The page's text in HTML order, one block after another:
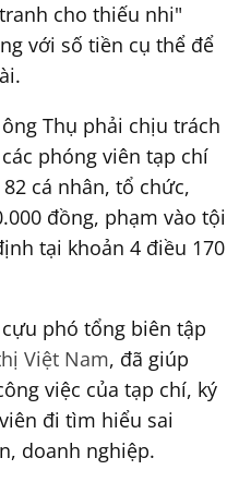
cho thiếu nhi"
với số tiền cụ thể để
Thụ phải chịu trách
phóng viên tạp chí
cá nhân, tổ chức,
đồng, phạm vào tội
tại khoản 4 điều 170
phó tổng biên tập
Việt Nam, đã giúp
việc của tạp chí, ký
đi tìm hiểu sai
doanh nghiệp.